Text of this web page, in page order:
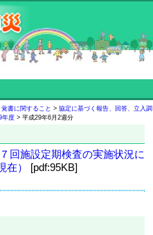
書に関すること > 協定に基づく報告、回答、立入調
年度 > 平成29年6月2週分
回施設定期検査の実施状況に
在）
[pdf:95KB]